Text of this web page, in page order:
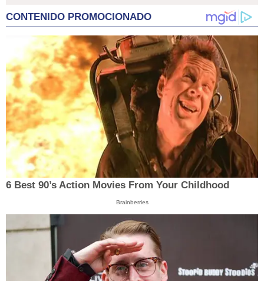
CONTENIDO PROMOCIONADO
6 Best 90’s Action Movies From Your Childhood
Brainberries